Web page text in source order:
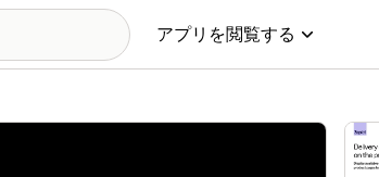
アプリを閲覧する